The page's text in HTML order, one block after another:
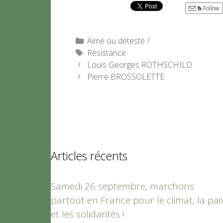
Follow
Catégories
Aimé ou détesté ?
Étiquettes
Résistance
Louis Georges ROTHSCHILD
Pierre BROSSOLETTE
Articles récents
Samedi 26 septembre, marchons
partout en France pour le climat, la
et les solidarités !